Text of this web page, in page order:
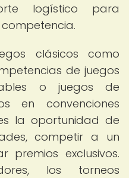
logístico para
clásicos como
de juegos
o juegos de
en convenciones
la oportunidad de
competir a un
exclusivos.
los torneos